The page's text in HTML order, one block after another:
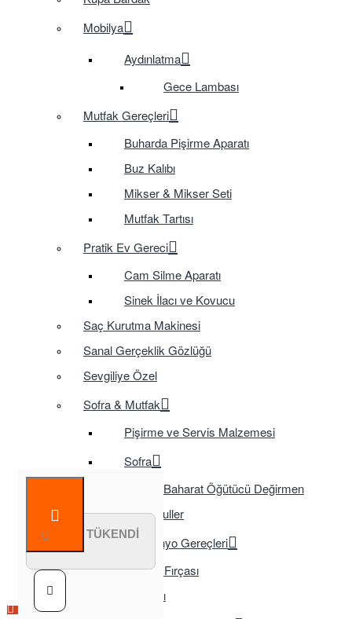
Mobilya
Aydınlatma
Gece Lambası
Mutfak Gereçleri
Buharda Pişirme Aparatı
Buz Kalıbı
Mikser & Mikser Seti
Mutfak Tartısı
Pratik Ev Gereci
Cam Silme Aparatı
Sinek İlacı ve Kovucu
Saç Kurutma Makinesi
Sanal Gerçeklik Gözlüğü
Sevgiliye Özel
Sofra & Mutfak
Pişirme ve Servis Malzemesi
Sofra
Baharat Öğütücü Değirmen
Tasarruflu Ampuller
Temizlik ve Banyo Gereçleri
Tuvalet Fırçası
TV Aksesuarları
STOK TÜKENDİ
Çok Satılan Ürün
Çok Satılan Ürün